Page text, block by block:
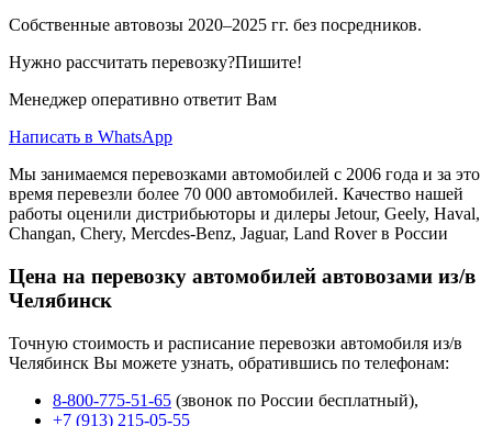
Собственные автовозы 2020–2025 гг. без посредников.
Нужно рассчитать перевозку?Пишите!
Менеджер оперативно ответит Вам
Написать в WhatsApp
Мы занимаемся перевозками автомобилей с 2006 года и за это
время перевезли более 70 000 автомобилей. Качество нашей
работы оценили дистрибьюторы и дилеры Jetour, Geely, Haval,
Changan, Chery, Mercdes-Benz, Jaguar, Land Rover в России
Цена на перевозку автомобилей автовозами из/в
Челябинск
Точную стоимость и расписание перевозки автомобиля из/в
Челябинск Вы можете узнать, обратившись по телефонам:
8-800-775-51-65 (звонок по России бесплатный),
+7 (913) 215-05-55